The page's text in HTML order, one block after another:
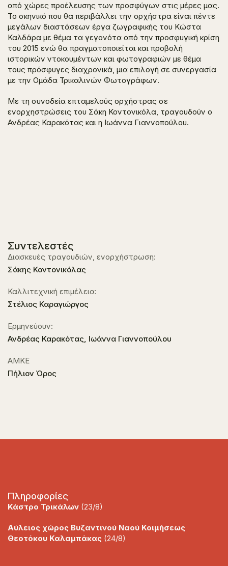
από χώρες προέλευσης των προσφύγων στις μέρες μας.
Το σκηνικό που θα περιβάλλει την ορχήστρα είναι πέντε
μεγάλων διαστάσεων έργα ζωγραφικής του Κώστα
Καλδάρα με θέμα τα γεγονότα από την προσφυγική κρίση
του 2015 ενώ θα πραγματοποιείται και προβολή
ιστορικών ντοκουμέντων και φωτογραφιών με θέμα
τους πρόσφυγες διαχρονικά, μια επιλογή σε συνεργασία
με την Ομάδα Τρικαλινών Φωτογράφων.
Με τη συνοδεία επταμελούς ορχήστρας σε
ενορχηστρώσεις του Σάκη Κοντονικόλα, τραγουδούν ο
Ανδρέας Καρακότας και η Ιωάννα Γιαννοπούλου.
Συντελεστές
Διασκευές τραγουδιών, ενορχήστρωση:
Σάκης Κοντονικόλας
Καλλιτεχνική επιμέλεια:
Στέλιος Καραγιώργος
Ερμηνεύουν:
Ανδρέας Καρακότας, Ιωάννα Γιαννοπούλου
ΑΜΚΕ
Πήλιον Όρος
Πληροφορίες
Κάστρο Τρικάλων (23/8)
Αύλειος χώρος Βυζαντινού Ναού Κοιμήσεως
Θεοτόκου Καλαμπάκας (24/8)